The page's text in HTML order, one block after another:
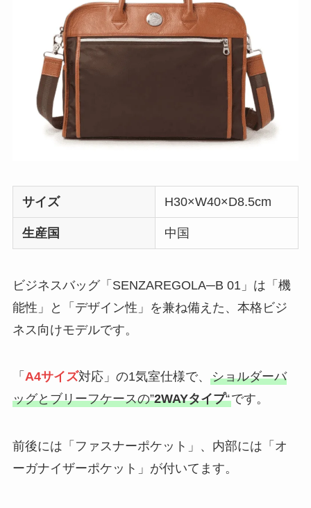
サイズ H30×W40×D8.5cm
生産国 中国
ビジネスバッグ「SENZAREGOLA─B 01」は「機
能性」と「デザイン性」を兼ね備えた、本格ビジ
ネス向けモデルです。
「 A4サイズ対応」の1気室仕様で、 ショルダーバ
ッグとブリーフケースの”2WAYタイプ“です。
前後には「ファスナーポケット」、内部には「オ
ーガナイザーポケット」が付いてます。